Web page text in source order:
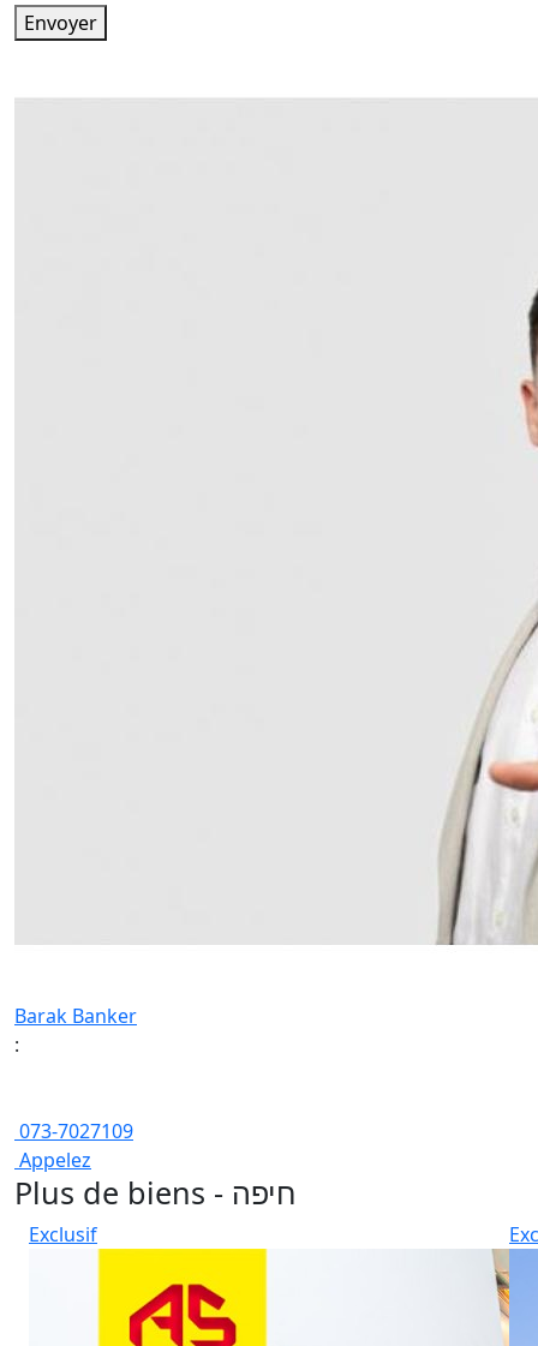
Envoyer
Barak Banker
:
073-7027109
Appelez
Plus de biens - חיפה
Exclusif